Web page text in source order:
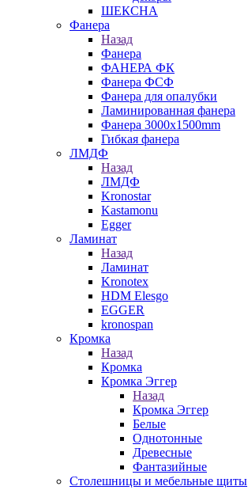
ШЕКСНА
Фанера
Назад
Фанера
ФАНЕРА ФК
Фанера ФСФ
Фанера для опалубки
Ламинированная фанера
Фанера 3000х1500mm
Гибкая фанера
ЛМДФ
Назад
ЛМДФ
Kronostar
Kastamonu
Egger
Ламинат
Назад
Ламинат
Kronotex
HDM Elesgo
EGGER
kronospan
Кромка
Назад
Кромка
Кромка Эггер
Назад
Кромка Эггер
Белые
Однотонные
Древесные
Фантазийные
Столешницы и мебельные щиты